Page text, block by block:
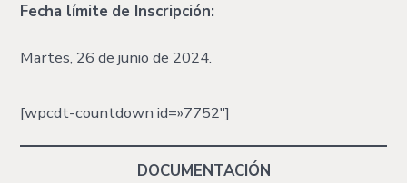
Fecha límite de Inscripción:
Martes, 26 de junio de 2024.
[wpcdt-countdown id=»7752″]
DOCUMENTACIÓN